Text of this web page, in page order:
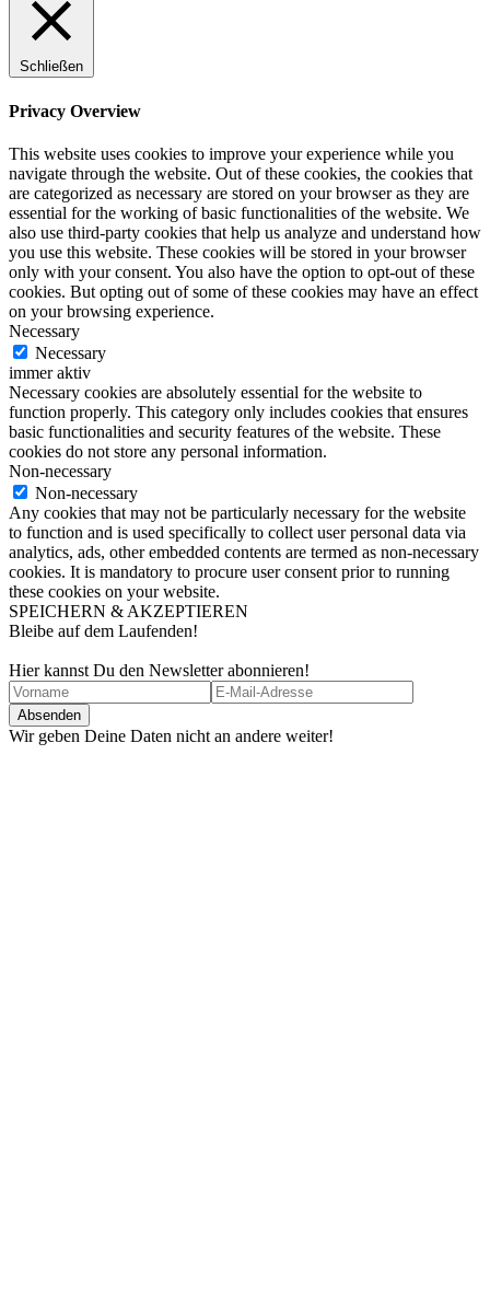
Schließen
Privacy Overview
This website uses cookies to improve your experience while you
navigate through the website. Out of these cookies, the cookies that
are categorized as necessary are stored on your browser as they are
essential for the working of basic functionalities of the website. We
also use third-party cookies that help us analyze and understand how
you use this website. These cookies will be stored in your browser
only with your consent. You also have the option to opt-out of these
cookies. But opting out of some of these cookies may have an effect
on your browsing experience.
Necessary
Necessary
immer aktiv
Necessary cookies are absolutely essential for the website to
function properly. This category only includes cookies that ensures
basic functionalities and security features of the website. These
cookies do not store any personal information.
Non-necessary
Non-necessary
Any cookies that may not be particularly necessary for the website
to function and is used specifically to collect user personal data via
analytics, ads, other embedded contents are termed as non-necessary
cookies. It is mandatory to procure user consent prior to running
these cookies on your website.
SPEICHERN & AKZEPTIEREN
Bleibe auf dem Laufenden!
Hier kannst Du den Newsletter abonnieren!
Wir geben Deine Daten nicht an andere weiter!